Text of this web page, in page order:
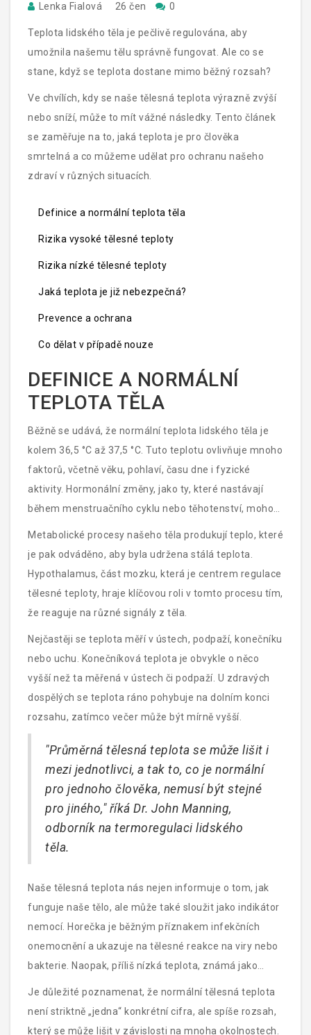
Lenka Fialová 26 čen 0
Teplota lidského těla je pečlivě regulována, aby
umožnila našemu tělu správně fungovat. Ale co se
stane, když se teplota dostane mimo běžný rozsah?
Ve chvílích, kdy se naše tělesná teplota výrazně zvýší
nebo sníží, může to mít vážné následky. Tento článek
se zaměřuje na to, jaká teplota je pro člověka
smrtelná a co můžeme udělat pro ochranu našeho
zdraví v různých situacích.
Definice a normální teplota těla
Rizika vysoké tělesné teploty
Rizika nízké tělesné teploty
Jaká teplota je již nebezpečná?
Prevence a ochrana
Co dělat v případě nouze
DEFINICE A NORMÁLNÍ
TEPLOTA TĚLA
Běžně se udává, že normální teplota lidského těla je
kolem 36,5 °C až 37,5 °C. Tuto teplotu ovlivňuje mnoho
faktorů, včetně věku, pohlaví, času dne i fyzické
aktivity. Hormonální změny, jako ty, které nastávají
během menstruačního cyklu nebo těhotenství, mohou
také způsobit kolísání teploty.
Metabolické procesy našeho těla produkují teplo, které
je pak odváděno, aby byla udržena stálá teplota.
Hypothalamus, část mozku, která je centrem regulace
tělesné teploty, hraje klíčovou roli v tomto procesu tím,
že reaguje na různé signály z těla.
Nejčastěji se teplota měří v ústech, podpaží, konečníku
nebo uchu. Konečníková teplota je obvykle o něco
vyšší než ta měřená v ústech či podpaží. U zdravých
dospělých se teplota ráno pohybuje na dolním konci
rozsahu, zatímco večer může být mírně vyšší.
"Průměrná tělesná teplota se může lišit i
mezi jednotlivci, a tak to, co je normální
pro jednoho člověka, nemusí být stejné
pro jiného," říká Dr. John Manning,
odborník na termoregulaci lidského
těla.
Naše tělesná teplota nás nejen informuje o tom, jak
funguje naše tělo, ale může také sloužit jako indikátor
nemocí. Horečka je běžným příznakem infekčních
onemocnění a ukazuje na tělesné reakce na viry nebo
bakterie. Naopak, příliš nízká teplota, známá jako
hypotermie, může signalizovat vystavení chladným
podmínkám nebo metabolické poruchy.
Je důležité poznamenat, že normální tělesná teplota
není striktně „jedna“ konkrétní cifra, ale spíše rozsah,
který se může lišit v závislosti na mnoha okolnostech.